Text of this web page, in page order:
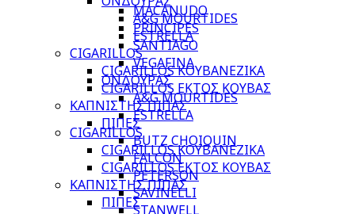
A&G MOURTIDES
ESTRELLA
CIGARILLOS
CIGARILLOS ΚΟΥΒΑΝΕΖΙΚΑ
CIGARILLOS ΕΚΤΟΣ ΚΟΥΒΑΣ
ΚΑΠΝΙΣΤΗΣ ΠΙΠΑΣ
ΠΙΠΕΣ
BUTZ CHOIQUIN
FALCON
PETERSON
SAVINELLI
STANWELL
MACANUDO
PRINCIPES
SANTIAGO
VEGAFINA
ΟΝΔΟΥΡΑΣ
A&G MOURTIDES
ESTRELLA
CIGARILLOS
CIGARILLOS ΚΟΥΒΑΝΕΖΙΚΑ
CIGARILLOS ΕΚΤΟΣ ΚΟΥΒΑΣ
ΚΑΠΝΙΣΤΗΣ ΠΙΠΑΣ
ΠΙΠΕΣ